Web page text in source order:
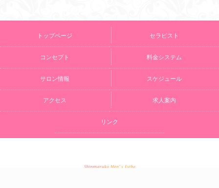
トップページ セラピスト
コンセプト 料金システム
サロン情報 スケジュール
アクセス 求人案内
リンク